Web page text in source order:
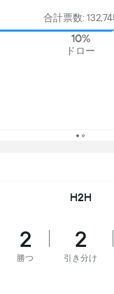
合計票数:
10%
ドロー
H2H
2
勝つ
2
引き分け